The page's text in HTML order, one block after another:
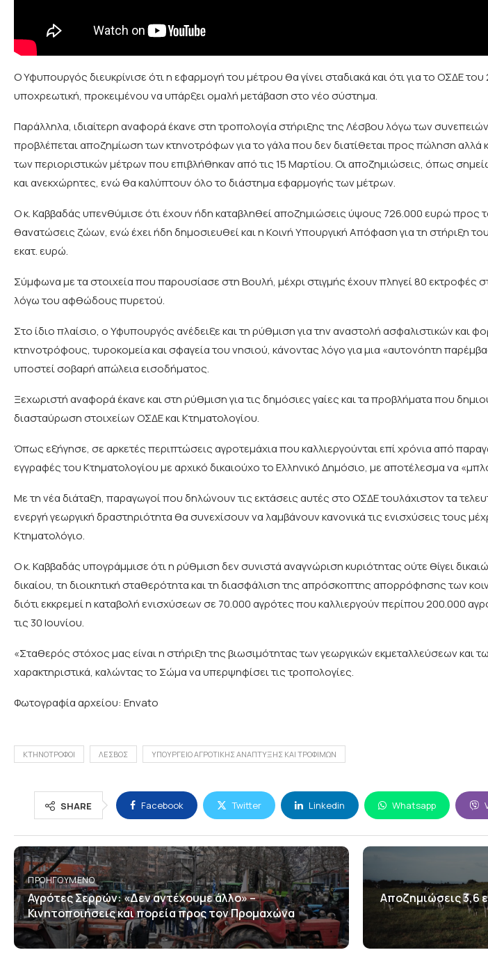
Ο Υφυπουργός διευκρίνισε ότι η εφαρμογή του μέτρου θα γίνει σταδιακά και ότι για το ΟΣΔΕ
υποχρεωτική, προκειμένου να υπάρξει ομαλή μετάβαση στο νέο σύστημα.
Παράλληλα, ιδιαίτερη αναφορά έκανε στη τροπολογία στήριξης της Λέσβου λόγω των
προβλέπεται αποζημίωση των κτηνοτρόφων για το γάλα που δεν διατίθεται προς πώληση αλλά
των περιοριστικών μέτρων που επιβλήθηκαν από τις 15 Μαρτίου. Οι αποζημιώσεις, όπως
και ανεκχώρητες, ενώ θα καλύπτουν όλο το διάστημα εφαρμογής των μέτρων.
Ο κ. Καββαδάς υπενθύμισε ότι έχουν ήδη καταβληθεί αποζημιώσεις ύψους 726.000 ευρώ προς
θανατώσεις ζώων, ενώ έχει ήδη δημοσιευθεί και η Κοινή Υπουργική Απόφαση για τη στήριξη
εκατ. ευρώ.
Σύμφωνα με τα στοιχεία που παρουσίασε στη Βουλή, μέχρι στιγμής έχουν πληγεί 80 εκτροφές
λόγω του αφθώδους πυρετού.
Στο ίδιο πλαίσιο, ο Υφυπουργός ανέδειξε και τη ρύθμιση για την αναστολή ασφαλιστικών και
κτηνοτρόφους, τυροκομεία και σφαγεία του νησιού, κάνοντας λόγο για μια «αυτονόητη
υποστεί σοβαρή απώλεια εισοδήματος.
Ξεχωριστή αναφορά έκανε και στη ρύθμιση για τις δημόσιες γαίες και τα προβλήματα που
διασταύρωση στοιχείων ΟΣΔΕ και Κτηματολογίου.
Όπως εξήγησε, σε αρκετές περιπτώσεις αγροτεμάχια που καλλιεργούνται επί χρόνια από
εγγραφές του Κτηματολογίου με αρχικό δικαιούχο το Ελληνικό Δημόσιο, με αποτέλεσμα να
Με τη νέα διάταξη, παραγωγοί που δηλώνουν τις εκτάσεις αυτές στο ΟΣΔΕ τουλάχιστον τα
ενεργή γεωργική δραστηριότητα θα συνεχίσουν να λαμβάνουν κανονικά τις ενισχύσεις τους
Κτηματολόγιο.
Ο κ. Καββαδάς υπογράμμισε ότι η ρύθμιση δεν συνιστά αναγνώριση κυριότητας ούτε θίγει
δικαίου, τη διοικητική σταθερότητα και τη διασφάλιση της απρόσκοπτης απορρόφησης των
διότι εκκρεμεί η καταβολή ενισχύσεων σε 70.000 αγρότες που καλλιεργούν περίπου 200.000
τις 30 Ιουνίου.
«Σταθερός στόχος μας είναι η στήριξη της βιωσιμότητας των γεωργικών εκμεταλλεύσεων και
χαρακτηριστικά, καλώντας το Σώμα να υπερψηφίσει τις τροπολογίες.
Φωτογραφία αρχείου: Envato
ΚΤΗΝΟΤΡΟΦΟΙ ΛΕΣΒΟΣ ΥΠΟΥΡΓΕΙΟ ΑΓΡΟΤΙΚΗΣ ΑΝΑΠΤΥΞΗΣ ΚΑΙ ΤΡΟΦΙΜΩΝ
SHARE Facebook Twitter Linkedin Whatsapp
ΠΡΟΗΓΟΎΜΕΝΟ
Αγρότες Σερρών: «Δεν αντέχουμε άλλο» –
Κινητοποιήσεις και πορεία προς τον Προμαχώνα
Αποζημιώσεις 3,6